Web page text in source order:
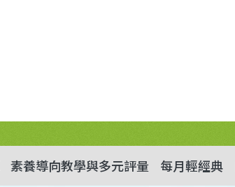
素養導向教學與多元評量 每月輕經典